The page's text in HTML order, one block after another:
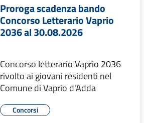
Proroga scadenza bando
Concorso Letterario Vaprio
2036 al 30.08.2026
Concorso letterario Vaprio 2036
rivolto ai giovani residenti nel
Comune di Vaprio d'Adda
Concorsi